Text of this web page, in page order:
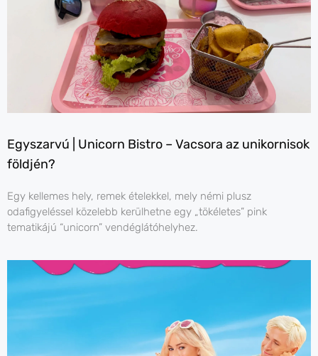
Egyszarvú | Unicorn Bistro – Vacsora az unikornisok
földjén?
Egy kellemes hely, remek ételekkel, mely némi plusz
odafigyeléssel közelebb kerülhetne egy „tökéletes” pink
tematikájú “unicorn” vendéglátóhelyhez.